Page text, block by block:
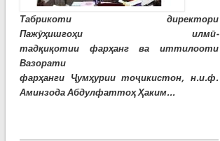
Табрикоти директори
Пажӯҳишгоҳи илмӣ-
тадқиқотии фарҳанг ва иттилооти
Вазорати
фарҳанги Ҷумҳурии тоҷикистон, н.и.ф.
Аминзода Абдулфаттоҳ Ҳаким...